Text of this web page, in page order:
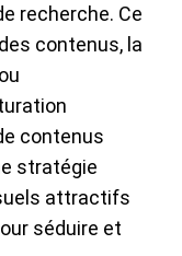
recherche. Ce
contenus, la
contenus
stratégie
attractifs
séduire et